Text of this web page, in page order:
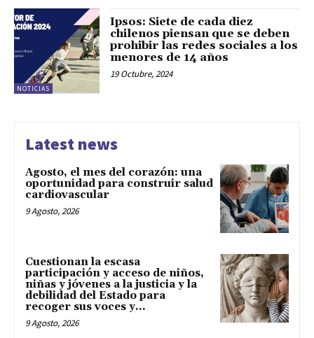
NOTICIAS
Ipsos: Siete de cada diez
chilenos piensan que se deben
prohibir las redes sociales a los
menores de 14 años
19 Octubre, 2024
Latest news
Agosto, el mes del corazón: una
oportunidad para construir salud
cardiovascular
9 Agosto, 2026
Cuestionan la escasa
participación y acceso de niños,
niñas y jóvenes a la justicia y la
debilidad del Estado para
recoger sus voces y...
9 Agosto, 2026